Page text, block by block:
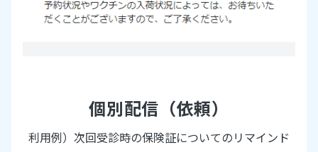
個別配信（依頼）
利用例）次回受診時の保険証についてのリマインド